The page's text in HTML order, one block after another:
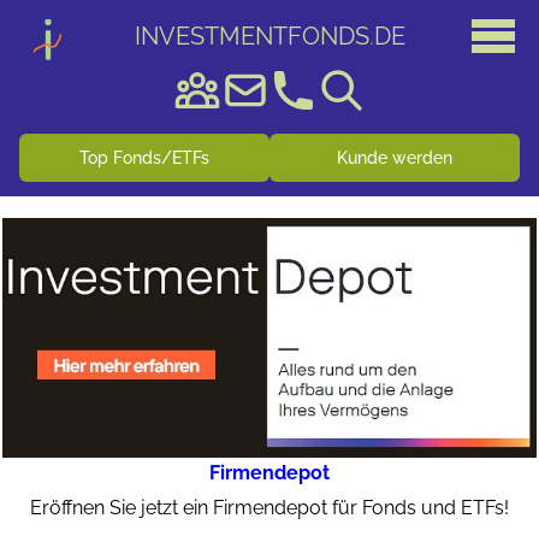
INVESTMENTFONDS.DE
Top Fonds/ETFs Kunde werden
Firmendepot
Eröffnen Sie jetzt ein Firmendepot für Fonds und ETFs!